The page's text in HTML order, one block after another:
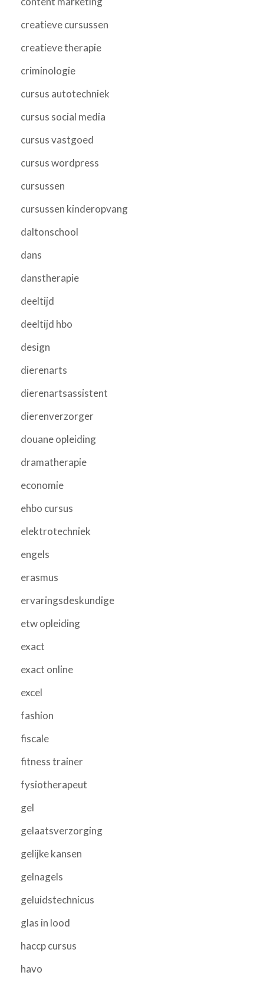
creatieve cursussen
creatieve therapie
criminologie
cursus autotechniek
cursus social media
cursus vastgoed
cursus wordpress
cursussen
cursussen kinderopvang
daltonschool
dans
danstherapie
deeltijd
deeltijd hbo
design
dierenarts
dierenartsassistent
dierenverzorger
douane opleiding
dramatherapie
economie
ehbo cursus
elektrotechniek
engels
erasmus
ervaringsdeskundige
etw opleiding
exact
exact online
excel
fashion
fiscale
fitness trainer
fysiotherapeut
gel
gelaatsverzorging
gelijke kansen
gelnagels
geluidstechnicus
glas in lood
haccp cursus
havo